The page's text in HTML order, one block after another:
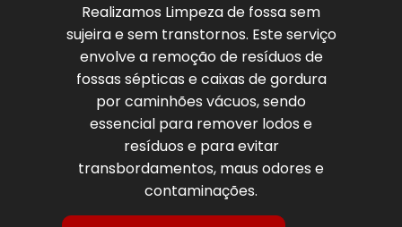
Realizamos Limpeza de fossa sem
sujeira e sem transtornos. Este serviço
envolve a remoção de resíduos de
fossas sépticas e caixas de gordura
por caminhões vácuos, sendo
essencial para remover lodos e
resíduos e para evitar
transbordamentos, maus odores e
contaminações.